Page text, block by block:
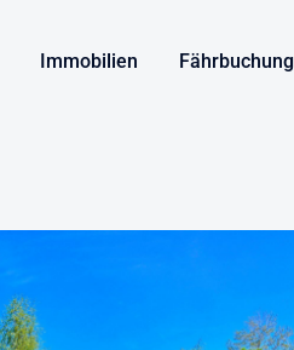
Immobilien Fährbuchung